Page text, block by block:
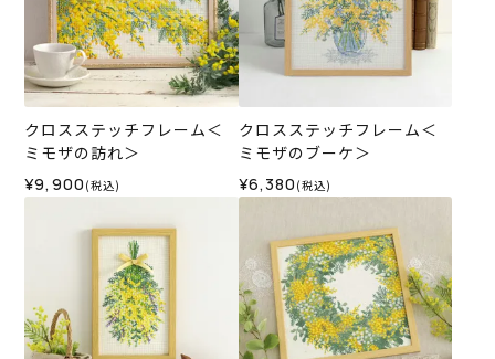
クロスステッチフレーム＜
ミモザの訪れ＞
¥9,900 (税込)
クロスステッチフレーム＜
ミモザのブーケ＞
¥6,380 (税込)